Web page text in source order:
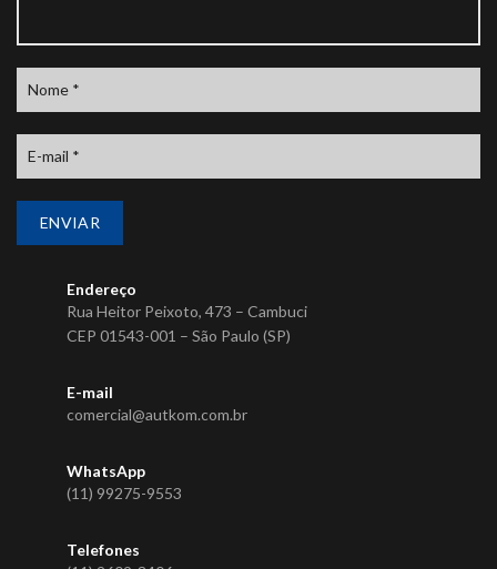
Endereço
Rua Heitor Peixoto, 473 – Cambuci
CEP 01543-001 – São Paulo (SP)
E-mail
comercial@autkom.com.br
WhatsApp
(11) 99275-9553
Telefones